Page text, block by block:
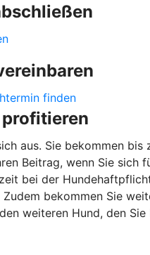
finden
aus. Sie bekommen bis
Beitrag, wenn Sie sich
bei der
Zudem bekommen Sie
weiteren Hund, den Sie